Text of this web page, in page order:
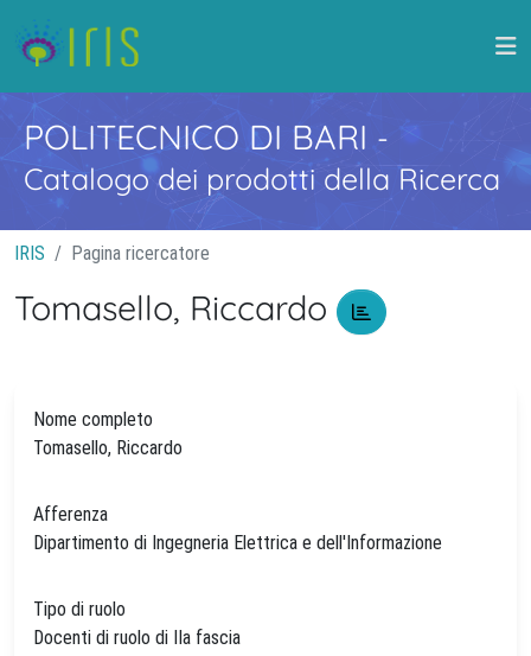
POLITECNICO DI BARI -
Catalogo dei prodotti della Ricerca
IRIS Pagina ricercatore
Tomasello, Riccardo
Nome completo
Tomasello, Riccardo
Afferenza
Dipartimento di Ingegneria Elettrica e dell'Informazione
Tipo di ruolo
Docenti di ruolo di IIa fascia